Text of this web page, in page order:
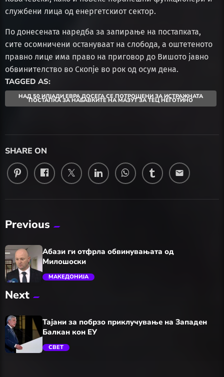
службени лица од енергетскиот сектор.
По донесената наредба за запирање на постапката,
сите осомничени остануваат на слобода, а оштетеното
правно лице има право на приговор до Вишото јавно
обвинителство во Скопје во рок од осум дена.
TAGGED AS:
НАД 50 ИЛЈАДИ ЕВРА ДОСЕГА СЕ ПОТРОШЕНИ ЗА ИСТРАЖНАТА
ПОСТАПКА ЗА НАБАВКИТЕ НА МАЗУТ ЗА ТЕЦ НЕГОТИНО
SHARE ON
email
Previous
Абази ги отфрла обвинувањата од
Милошоски
МАКЕДОНИЈА
Next
Тајани за побрзо приклучување на Западен
Балкан кон ЕУ
СВЕТ